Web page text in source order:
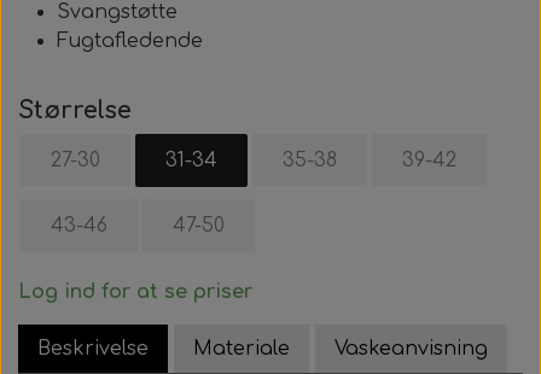
Svangstøtte
Fugtafledende
Størrelse
27-30 31-34 35-38 39-42
43-46 47-50
Log ind for at se priser
Beskrivelse Materiale Vaskeanvisning